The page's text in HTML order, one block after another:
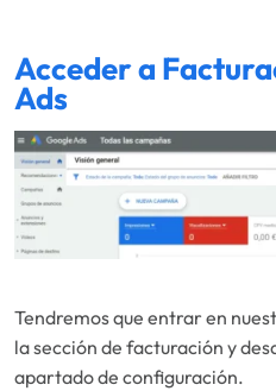
Acceder a
Ads
Tendremos que entrar en
la sección de facturación y
apartado de configuración.